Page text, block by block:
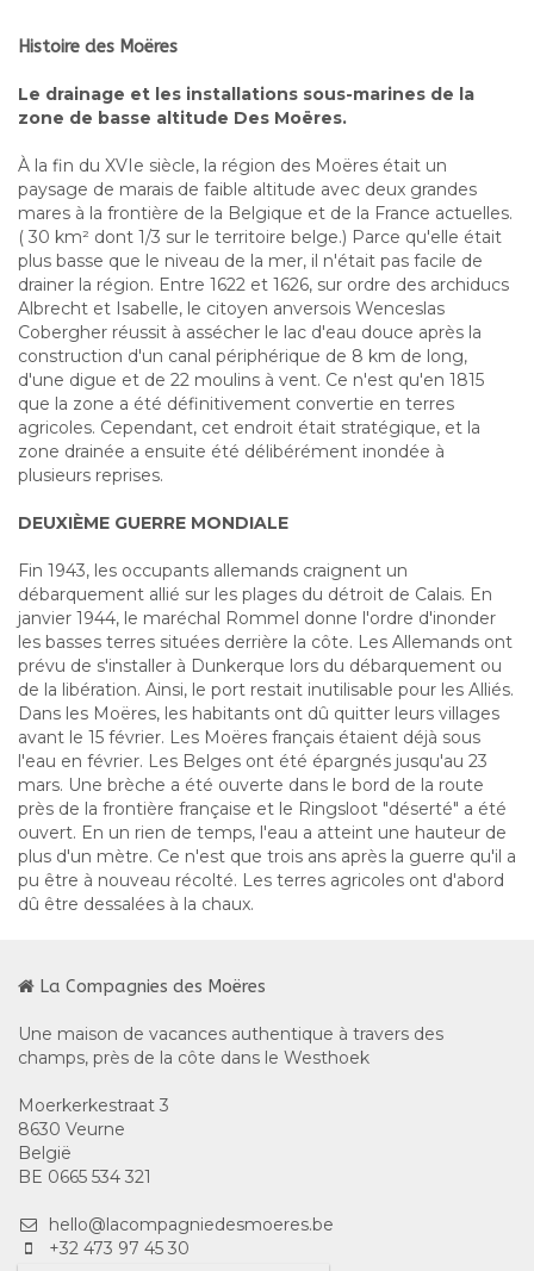
Histoire des Moëres
Le drainage et les installations sous-marines de la
zone de basse altitude Des Moëres.
À la fin du XVIe siècle, la région des Moëres était un
paysage de marais de faible altitude avec deux grandes
mares à la frontière de la Belgique et de la France actuelles.
( 30 km² dont 1/3 sur le territoire belge.) Parce qu'elle était
plus basse que le niveau de la mer, il n'était pas facile de
drainer la région. Entre 1622 et 1626, sur ordre des archiducs
Albrecht et Isabelle, le citoyen anversois Wenceslas
Cobergher réussit à assécher le lac d'eau douce après la
construction d'un canal périphérique de 8 km de long,
d'une digue et de 22 moulins à vent. Ce n'est qu'en 1815
que la zone a été définitivement convertie en terres
agricoles. Cependant, cet endroit était stratégique, et la
zone drainée a ensuite été délibérément inondée à
plusieurs reprises.
DEUXIÈME GUERRE MONDIALE
Fin 1943, les occupants allemands craignent un
débarquement allié sur les plages du détroit de Calais. En
janvier 1944, le maréchal Rommel donne l'ordre d'inonder
les basses terres situées derrière la côte. Les Allemands ont
prévu de s'installer à Dunkerque lors du débarquement ou
de la libération. Ainsi, le port restait inutilisable pour les Alliés.
Dans les Moëres, les habitants ont dû quitter leurs villages
avant le 15 février. Les Moëres français étaient déjà sous
l'eau en février. Les Belges ont été épargnés jusqu'au 23
mars. Une brèche a été ouverte dans le bord de la route
près de la frontière française et le Ringsloot "déserté" a été
ouvert. En un rien de temps, l'eau a atteint une hauteur de
plus d'un mètre. Ce n'est que trois ans après la guerre qu'il a
pu être à nouveau récolté. Les terres agricoles ont d'abord
dû être dessalées à la chaux.
La Compagnies des Moëres
Une maison de vacances authentique à travers des
champs, près de la côte dans le Westhoek
Moerkerkestraat 3
8630 Veurne
België
BE 0665 534 321
hello@lacompagniedesmoeres.be
+32 473 97 45 30